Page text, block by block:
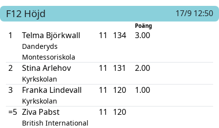
F12 Höjd 17/9 12:50
Poäng
1 Telma Björkwall
Danderyds
Montessoriskola
11 134 3.00
2 Stina Arlehov
Kyrkskolan
11 131 2.00
3 Franka Lindevall
Kyrkskolan
11 120 1.00
=5 Ziva Pabst
British International
11 120